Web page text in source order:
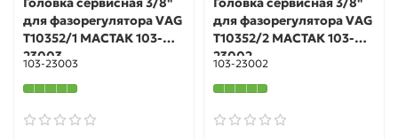
для фазорегулятора VAG
T10352/1 МАСТАК 103-
23003
103-23003
для фазорегулятора VAG
T10352/2 МАСТАК 103-
23002
103-23002